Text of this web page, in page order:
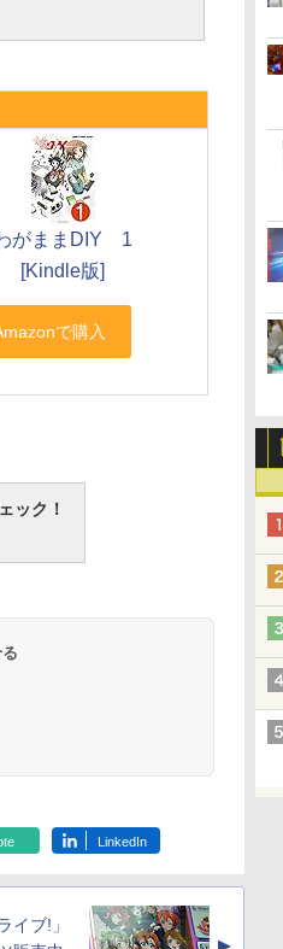
がままDIY 1
[Kindle版]
ック！
LinkedIn
イブ!」